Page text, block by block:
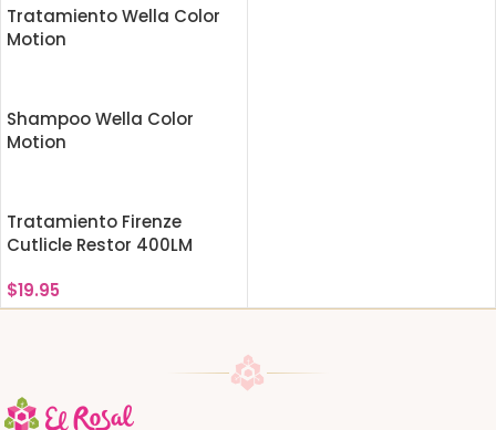
Tratamiento Wella Color
Motion
Shampoo Wella Color
Motion
Tratamiento Firenze
Cutlicle Restor 400LM
$19.95